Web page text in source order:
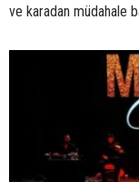
ve karadan müdahale